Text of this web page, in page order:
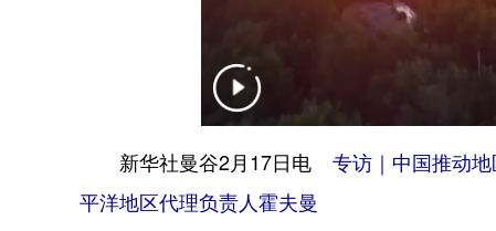
新华社曼谷2月17日电 专访｜中国推动
平洋地区代理负责人霍夫曼